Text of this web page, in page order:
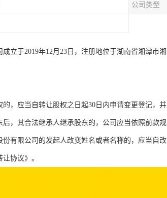
公司类型
立于2019年12月23日，注册地位于湖南省湘潭市
，应当自转让股权之日起30日内申请变更登记，
，其合法继承人继承股东的，公司应当依照前款规
有限公司的发起人改变姓名或者名称的，应当自
协议》。